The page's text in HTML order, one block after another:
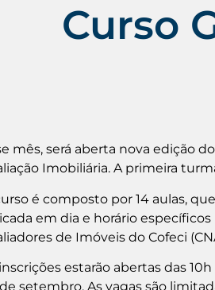
Curso
mês, será aberta nova edição
Imobiliária. A primeira
é composto por 14 aulas,
em dia e horário
de Imóveis do Cofeci
estarão abertas das
setembro. As vagas são